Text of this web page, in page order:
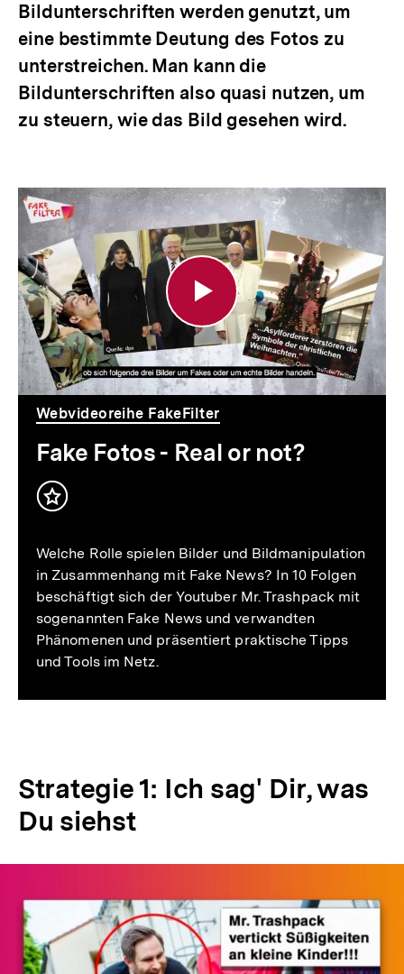
Bildunterschriften werden genutzt, um
eine bestimmte Deutung des Fotos zu
unterstreichen. Man kann die
Bildunterschriften also quasi nutzen, um
zu steuern, wie das Bild gesehen wird.
Fake
Fotos
-
Real
or
not?
Webvideoreihe FakeFilter
Fake Fotos - Real or not?
Inhalt
Welche Rolle spielen Bilder und Bildmanipulation
in Zusammenhang mit Fake News? In 10 Folgen
beschäftigt sich der Youtuber Mr. Trashpack mit
sogenannten Fake News und verwandten
Phänomenen und präsentiert praktische Tipps
und Tools im Netz.
Strategie 1: Ich sag' Dir, was
Du siehst